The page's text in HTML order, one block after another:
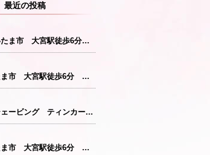
最近の投稿
☆さいたま市 大宮駅徒歩6分 レディースシェービング☆
さいたま市 大宮駅徒歩6分 レディースシェービング『産毛をなくすことで花粉症対策につながります！』
大宮シェービング ティンカーベル『クレンジング』
さいたま市 大宮駅徒歩6分 レディースシェービング『仕上がりが格別のシェービングコース』